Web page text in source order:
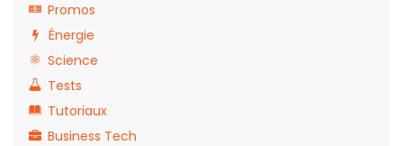
Promos
Énergie
Science
Tests
Tutoriaux
Business Tech